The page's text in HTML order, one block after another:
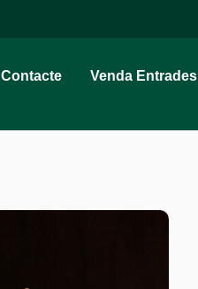
Contacte Venda Entrades